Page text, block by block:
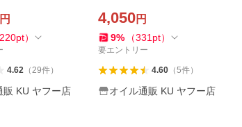
ール パワー N
ーボ 中排気量
円
pt）
4.62（29件）
販 KU ヤフー店
ステル配合 2ストローク・バ
イク専用 分離・混合両用
4,050円
9% （331 pt）
要エントリー
4.60（5件）
オイル通販 KU ヤフー店